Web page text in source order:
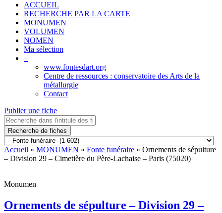
ACCUEIL
RECHERCHE PAR LA CARTE
MONUMEN
VOLUMEN
NOMEN
Ma sélection
+
www.fontesdart.org
Centre de ressources : conservatoire des Arts de la
métallurgie
Contact
Publier une fiche
Recherche de fiches
Accueil » MONUMEN » Fonte funéraire » Ornements de sépulture
– Division 29 – Cimetière du Père-Lachaise – Paris (75020)
Monumen
Ornements de sépulture – Division 29 –